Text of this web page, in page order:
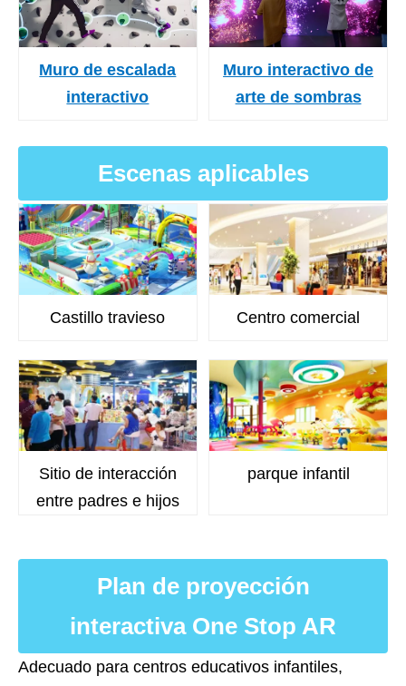
Muro de escalada
interactivo
Muro interactivo de
arte de sombras
Escenas aplicables
Castillo travieso Centro comercial
Sitio de interacción
entre padres e hijos
parque infantil
Plan de proyección
interactiva One Stop AR
Adecuado para centros educativos infantiles,